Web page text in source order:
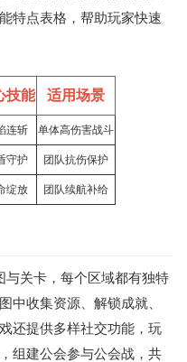
特点表格，帮助玩家快速
技能 适用场景
连斩 单体高伤害战斗
守护 团队抗伤保护
绽放 团队续航补给
与关卡，每个区域都有独特
中收集资源、解锁成就、
还提供多样社交功能，玩
组建公会参与公会战，共